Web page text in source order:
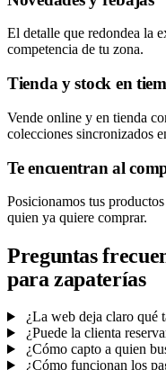
El detalle que redondea la
competencia de tu zona.
Tienda y stock en
Vende online y en tienda
colecciones sincronizados
Te encuentran al
Posicionamos tus
quien ya quiere comprar.
Preguntas
para zapaterías
¿La web deja claro qué
¿Puede la clienta
¿Cómo capto a quien
¿Cómo funcionan los